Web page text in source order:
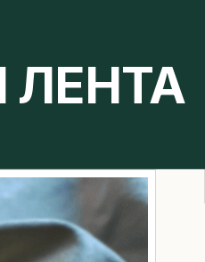
ЛЕНТА